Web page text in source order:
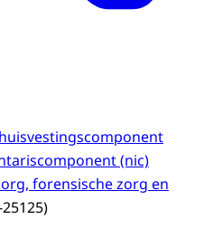
(nic)
forensische zorg en
25125)